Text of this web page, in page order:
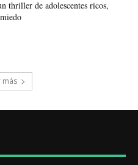
thriller de adolescentes ricos,
más